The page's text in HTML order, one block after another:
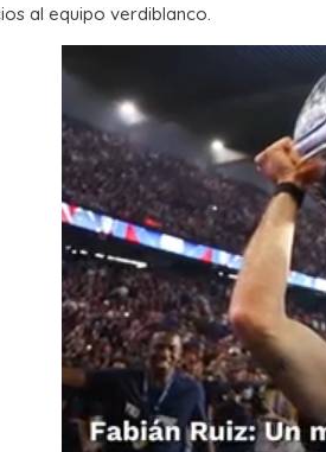
al equipo verdiblanco.